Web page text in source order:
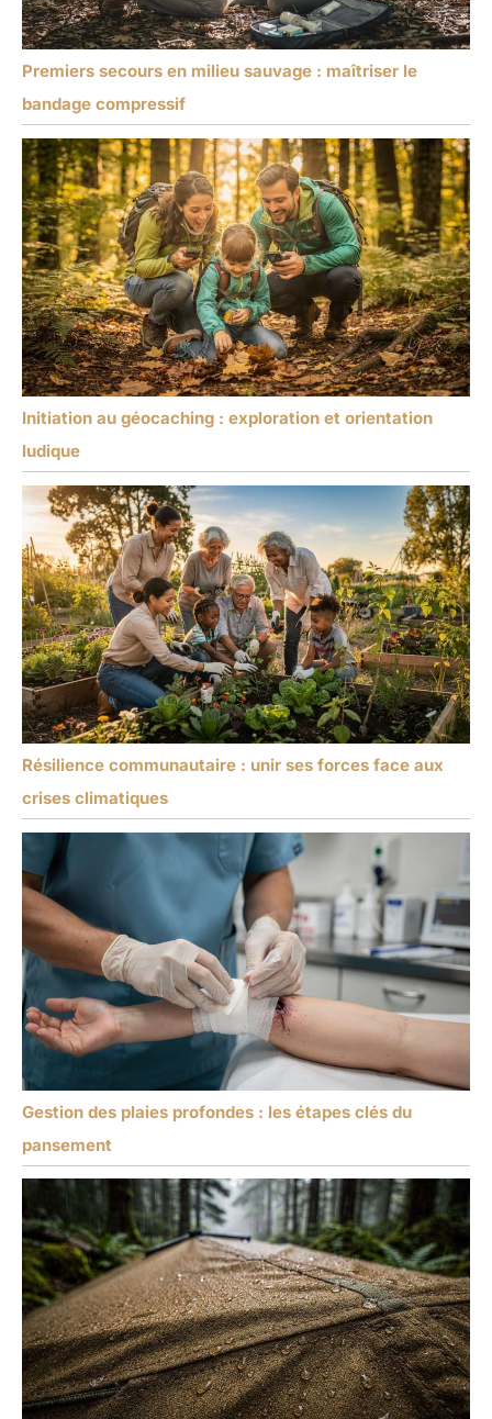
Premiers secours en milieu sauvage : maîtriser le
bandage compressif
Initiation au géocaching : exploration et orientation
ludique
Résilience communautaire : unir ses forces face aux
crises climatiques
Gestion des plaies profondes : les étapes clés du
pansement